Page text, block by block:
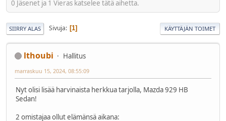
0 Jäsenet ja 1 Vieras katselee tätä aihetta.
SIIRRY ALAS Sivuja 1 KÄYTTÄJÄN TOIMET
lthoubi Hallitus
marraskuu 15, 2024, 08:55:09
Nyt olisi lisää harvinaista herkkua tarjolla, Mazda 929 HB
Sedan!
2 omistajaa ollut elämänsä aikana: